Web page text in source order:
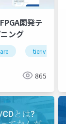
開発テ
ング
tieriv
865